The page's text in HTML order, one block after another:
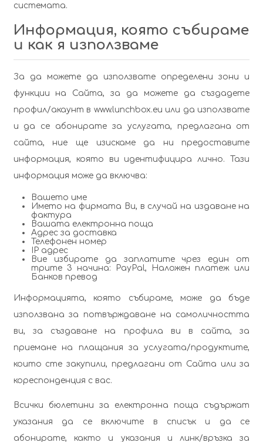
системата.
Информация, която събираме
и как я използваме
За да можете да използвате определени зони и
функции на Сайта, за да можете да създадете
профил/акаунт в www.lunchbox.eu или да използвате
и да се абонирате за услугата, предлагана от
сайта, ние ще изискаме да ни предоставите
информация, която ви идентифицира лично. Тази
информация може да включва:
Вашето име
Името на фирмата Ви, в случай на издаване на
фактура
Вашата електронна поща
Адрес за доставка
Телефонен номер
IP адрес
Вие избирате да заплатите чрез един от
трите 3 начина: PayPal, Наложен платеж или
Банков превод
Информацията, която събираме, може да бъде
използвана за потвърждаване на самоличността
ви, за създаване на профила ви в сайта, за
приемане на плащания за услугата/продуктите,
които сте закупили, предлагани от Сайта или за
кореспонденция с вас.
Всички бюлетини за електронна поща съдържат
указания да се включите в списък и да се
абонирате, както и указания и линк/връзка за